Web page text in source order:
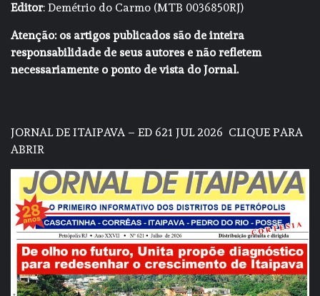
Editor: Demétrio do Carmo (MTB 0036850RJ)
Atenção: os artigos publicados são de inteira
responsabilidade de seus autores e não refletem
necessariamente o ponto de vista do Jornal.
JORNAL DE ITAIPAVA – ED 621 JUL 2026 CLIQUE PARA
ABRIR